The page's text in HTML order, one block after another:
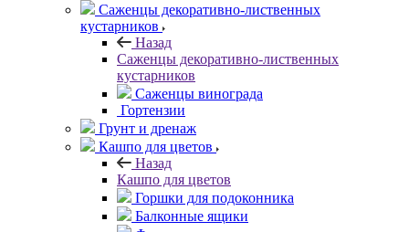
Саженцы декоративно-лиственных
кустарников
Назад
Саженцы декоративно-лиственных
кустарников
Саженцы винограда
Гортензии
Грунт и дренаж
Кашпо для цветов
Назад
Кашпо для цветов
Горшки для подоконника
Балконные ящики